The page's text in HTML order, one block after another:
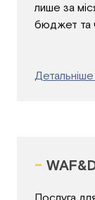
лише за
бюджет та
-
Послуга